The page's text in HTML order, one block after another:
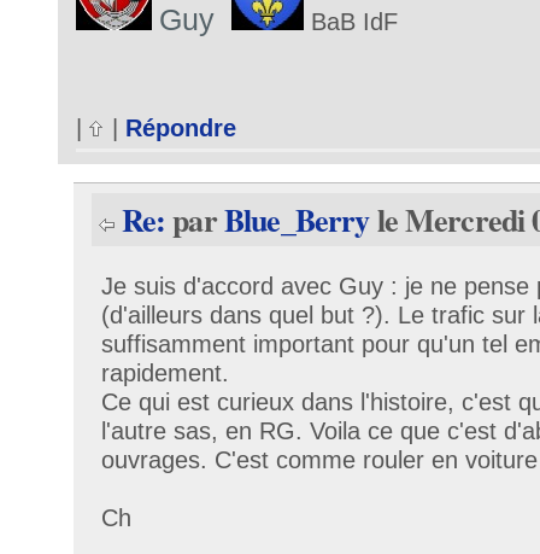
Guy BaB IdF
Répondre
Re:parBlue_Berryle Mercredi
Je suis d'accord avec Guy : je ne pense
(d'ailleurs dans quel but ?). Le trafic sur
suffisamment important pour qu'un tel
rapidement.
Ce qui est curieux dans l'histoire, c'est
l'autre sas, en RG. Voila ce que c'est
ouvrages. C'est comme rouler en
Ch